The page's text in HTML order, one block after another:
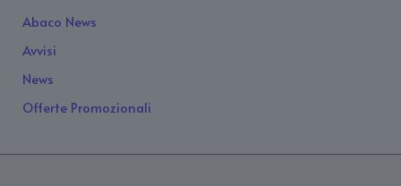
Abaco News
Avvisi
News
Offerte Promozionali